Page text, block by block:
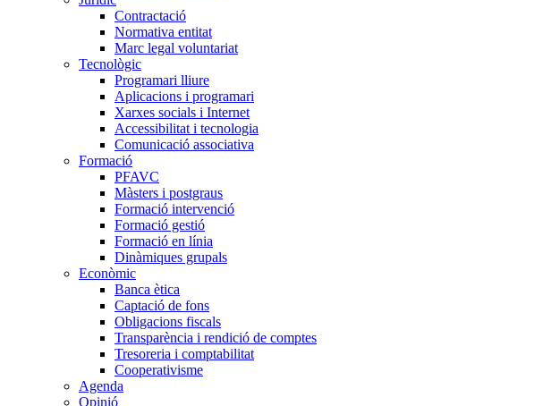
Contractació
Normativa entitat
Marc legal voluntariat
Tecnològic
Programari lliure
Aplicacions i programari
Xarxes socials i Internet
Accessibilitat i tecnologia
Comunicació associativa
Formació
PFAVC
Màsters i postgraus
Formació intervenció
Formació gestió
Formació en línia
Dinàmiques grupals
Econòmic
Banca ètica
Captació de fons
Obligacions fiscals
Transparència i rendició de comptes
Tresoreria i comptabilitat
Cooperativisme
Agenda
Opinió